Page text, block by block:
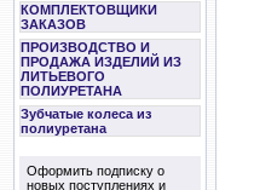
КОМПЛЕКТОВЩИКИ
ЗАКАЗОВ
ПРОИЗВОДСТВО И
ПРОДАЖА ИЗДЕЛИЙ ИЗ
ЛИТЬЕВОГО
ПОЛИУРЕТАНА
Зубчатые колеса из
полиуретана
Оформить подписку о
новых поступлениях и